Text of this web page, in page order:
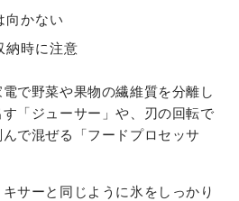
向かない
納時に注意
で野菜や果物の繊維質を分離し
「ジューサー」や、刃の回転で
で混ぜる「フードプロセッサ
サーと同じように氷をしっかり